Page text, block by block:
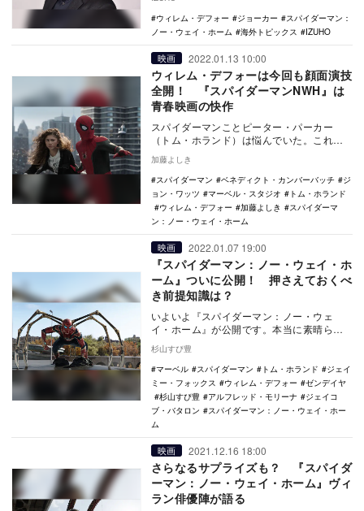
レム・デフォー…
ウィレム・デフォー
ジョーカー
スパイダーマン：
ノー・ウェイ・ホーム
海外トピックス IZUHO
映画 2022.01.13 10:00
ウィレム・デフォーは今回も顔面演技
全開！ 『スパイダーマンNWH』は
青春映画の快作
スパイダーマンことピーター・パーカー
（トム・ホランド）は悩んでいた。これま
でスパイダーマンであることを隠して悪と
戦っていたのに、…
加藤よしき
スパイダーマン
ベネディクト・カンバーバッチ
ジ
ョン・ワッツ
マーベル・スタジオ
トム・ホランド
ウィレム・デフォー
加藤よしき
スパイダーマ
ン：ノー・ウェイ・ホーム
映画 2022.01.07 19:00
『スパイダーマン：ノー・ウェイ・ホ
ーム』ついに公開！ 押さえておくべ
き前提知識は？
いよいよ『スパイダーマン：ノー・ウェ
イ・ホーム』が公開です。本当に素晴らし
予備知識なく…
杉山すぴ豊
マーベル
スパイダーマン トム・ホランド
ジェイ
ミー・フォックス
ウィレム・デフォー
ゼンデイヤ
杉山すぴ豊
アルフレッド・モリーナ
ジェイコ
ブ・バタロン
スパイダーマン：ノー・ウェイ・ホー
ム
映画 2021.12.16 18:00
さらなるサプライズも？ 『スパイダ
ーマン：ノー・ウェイ・ホーム』ヴィ
ラン俳優陣が語る